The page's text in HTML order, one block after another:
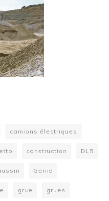
camions électriques
construction DLR
Genie
grue grues